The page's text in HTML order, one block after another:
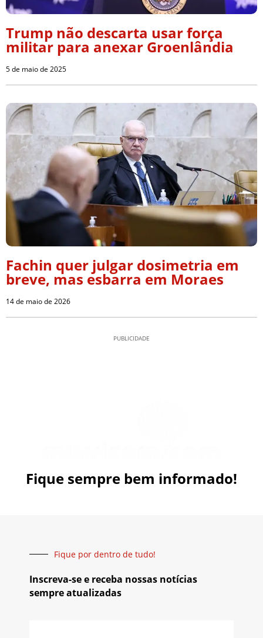
Trump não descarta usar força
militar para anexar Groenlândia
5 de maio de 2025
Fachin quer julgar dosimetria em
breve, mas esbarra em Moraes
14 de maio de 2026
PUBLICIDADE
Fique sempre bem informado!
Fique por dentro de tudo!
Inscreva-se e receba nossas notícias
sempre atualizadas